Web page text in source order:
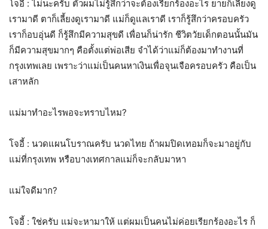
โจอี้ : ไม่นะครับ ตัวผมไม่รู้สึกว่าจะต้องเรียกร้องอะไร ยายก็เลี้ยงดู
เรามาดี ตาก็เลี้ยงดูเรามาดี แม่ก็ดูแลเราดี เราก็รู้สึกว่าครอบครัว
เราก็อบอุ่นดี ก็รู้สึกมีความสุขดี เพื่อนก็น่ารัก ชีวิตวัยเด็กตอนนั้นมัน
ก็มีความสุขมากๆ คือตั้งแต่พ่อเสีย จำได้ว่าแม่ก็ต้องมาทำงานที่
กรุงเทพเลย เพราะว่าแม่เป็นคนหาเงินเพื่อจุนเจือครอบครัว คือเป็น
เสาหลัก
แม่มาทำอะไรพอจะทราบไหม?
โจอี้ : นวดแผนโบราณครับ นวดไทย ถ้าผมปิดเทอมก็จะมาอยู่กับ
แม่ที่กรุงเทพ หรือบางเทศกาลแม่ก็จะกลับมาหา
แม่ใจดีมาก?
โจอี้ : ใช่ครับ แม่จะหามาให้ แต่ผมเป็นคนไม่ค่อยเรียกร้องอะไร ก็